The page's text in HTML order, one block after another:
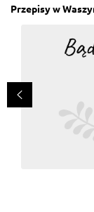
Przepisy w